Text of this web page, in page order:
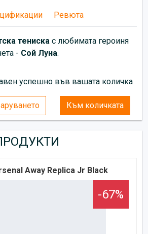
Ревюта
тениска с любимата героиня
- Сой Луна.
успешно във вашата количка
Към количката
Away Replica Jr Black
-67%